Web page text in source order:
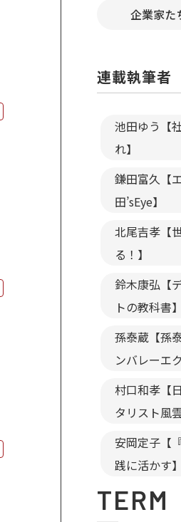
企業家た
連載執筆者
池田ゆう【
れ】
鎌田富久【
田’sEye】
北尾吉孝【
る！】
鈴木康弘【
トの教科書】
孫泰蔵【孫
ンバレーエ
村口和孝【
タリスト風
安岡定子【
践に活かす】
TERM